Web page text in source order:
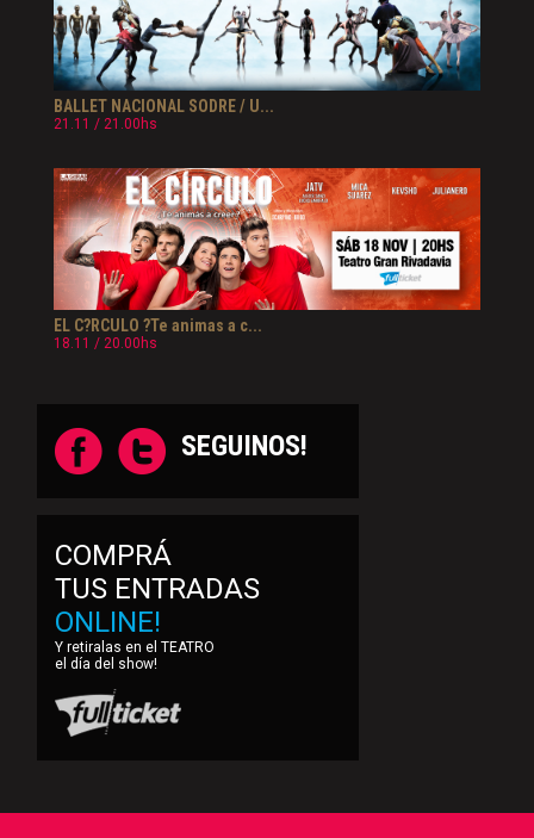
BALLET NACIONAL SODRE / U...
21.11 / 21.00hs
EL C?RCULO ?Te animas a c...
18.11 / 20.00hs
SEGUINOS!
COMPRÁ
TUS ENTRADAS
ONLINE!
Y retiralas en el TEATRO
el día del show!